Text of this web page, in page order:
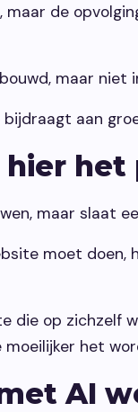
de
maar niet
aan
het
maar slaat
moet doen,
die op zichzelf
moeilijker het
AI